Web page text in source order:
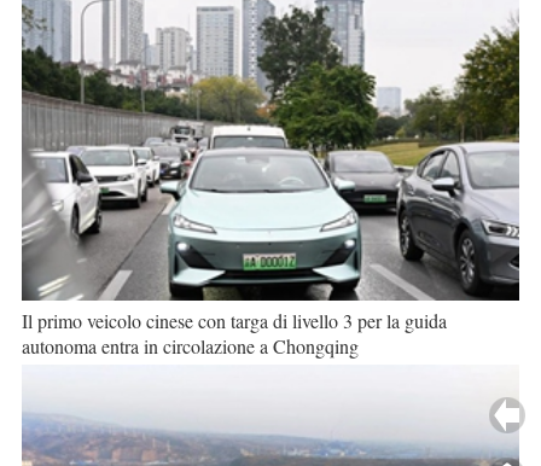
Il primo veicolo cinese con targa di livello 3 per la guida
autonoma entra in circolazione a Chongqing